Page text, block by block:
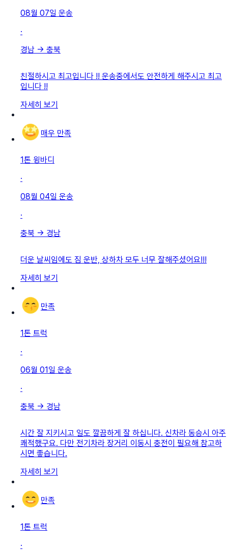
08월 07일 운송
·
경남 → 충북
친절하시고 최고입니다 !! 운송중에서도 안전하게 해주시고 최고
입니다 !!
자세히 보기
매우 만족
1톤 윙바디
·
08월 04일 운송
·
충북 → 경남
더운 날씨임에도 짐 운반, 상하차 모두 너무 잘해주셨어요!!!
자세히 보기
만족
1톤 트럭
·
06월 01일 운송
·
충북 → 경남
시간 잘 지키시고 일도 깔끔하게 잘 하십니다. 신차라 동승시 아주
쾌적했구요. 다만 전기차라 장거리 이동시 충전이 필요해 참고하
시면 좋습니다.
자세히 보기
만족
1톤 트럭
·